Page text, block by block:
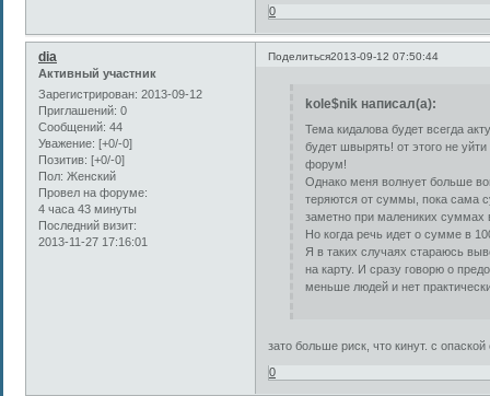
0
Поделиться2013-09-12 07:50:44
dia
Активный участник
Зарегистрирован: 2013-09-12
Приглашений: 0
Сообщений: 44
Уважение: [+0/-0]
Позитив: [+0/-0]
Пол: Женский
Провел на форуме:
4 часа 43 минуты
Последний визит:
2013-11-27 17:16:01
kole$nik написал(а):
Тема кидалова будет всегда
будет швырять! от этого не
форум!
Однако меня волнует больше
теряются от суммы, пока сама
заметно при малениких суммах
Но когда речь идет о сумме в
Я в таких случаях стараюсь
на карту. И сразу говорю о
меньше людей и нет
зато больше риск, что кинут. с
0